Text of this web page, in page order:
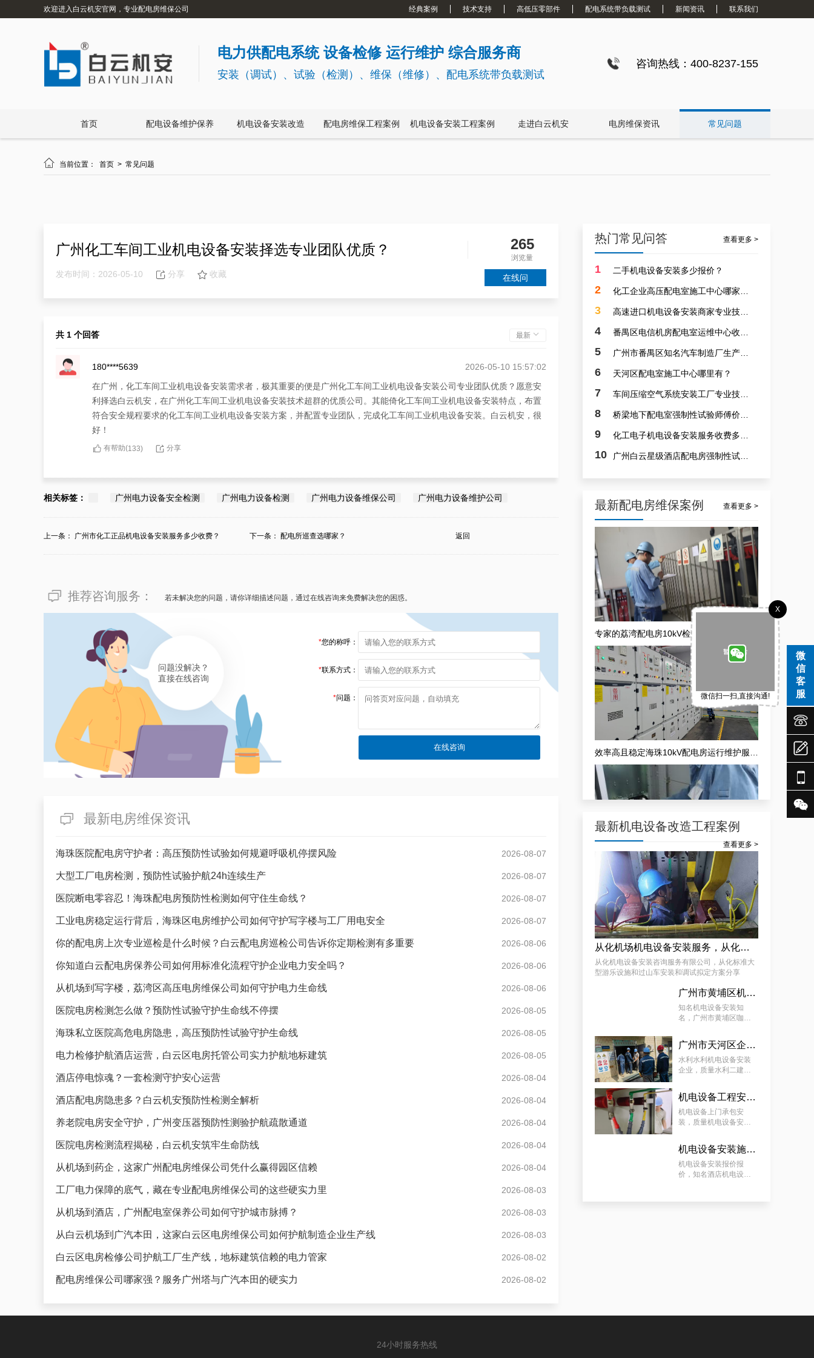
欢迎进入白云机安官网，专业配电房维保公司 经典案例 技术支持 高低压零部件 配电系统带负载测试 新闻资讯 联系我们
电力供配电系统 设备检修 运行维护 综合服务商
安装（调试）、试验（检测）、维保（维修）、配电系统带负载测试
咨询热线：400-8237-155
首页 配电设备维护保养 机电设备安装改造 配电房维保工程案例 机电设备安装工程案例 走进白云机安 电房维保资讯 常见问题
 当前位置： 首页 > 常见问题
广州化工车间工业机电设备安装择选专业团队优质？ 265
浏览量
发布时间：2026-05-10 分享 收藏 在线问
共 1 个回答 最新
180****5639
2026-05-10 15:57:02
在广州，化工车间工业机电设备安装需求者，极其重要的便是广州化工车间工业机电设备安装公司专业团队优质？愿意安
利择选白云机安，在广州化工车间工业机电设备安装技术超群的优质公司。其能倚化工车间工业机电设备安装特点，布置
符合安全规程要求的化工车间工业机电设备安装方案，并配置专业团队，完成化工车间工业机电设备安装。白云机安，很
好！
有帮助(133) 分享
相关标签： 广州电力设备安全检测 广州电力设备检测 广州电力设备维保公司 广州电力设备维护公司
上一条： 广州市化工正品机电设备安装服务多少收费？ 下一条： 配电所巡查选哪家？ 返回
推荐咨询服务： 若未解决您的问题，请你详细描述问题，通过在线咨询来免费解决您的困惑。
问题没解决？
直接在线咨询
*您的称呼：
*联系方式：
*问题：
最新电房维保资讯
海珠医院配电房守护者：高压预防性试验如何规避呼吸机停摆风险 2026-08-07
大型工厂电房检测，预防性试验护航24h连续生产 2026-08-07
医院断电零容忍！海珠配电房预防性检测如何守住生命线？ 2026-08-07
工业电房稳定运行背后，海珠区电房维护公司如何守护写字楼与工厂用电安全 2026-08-07
你的配电房上次专业巡检是什么时候？白云配电房巡检公司告诉你定期检测有多重要 2026-08-06
你知道白云配电房保养公司如何用标准化流程守护企业电力安全吗？ 2026-08-06
从机场到写字楼，荔湾区高压电房维保公司如何守护电力生命线 2026-08-06
医院电房检测怎么做？预防性试验守护生命线不停摆 2026-08-05
海珠私立医院高危电房隐患，高压预防性试验守护生命线 2026-08-05
电力检修护航酒店运营，白云区电房托管公司实力护航地标建筑 2026-08-05
酒店停电惊魂？一套检测守护安心运营 2026-08-04
酒店配电房隐患多？白云机安预防性检测全解析 2026-08-04
养老院电房安全守护，广州变压器预防性测验护航疏散通道 2026-08-04
医院电房检测流程揭秘，白云机安筑牢生命防线 2026-08-04
从机场到药企，这家广州配电房维保公司凭什么赢得园区信赖 2026-08-04
工厂电力保障的底气，藏在专业配电房维保公司的这些硬实力里 2026-08-03
从机场到酒店，广州配电室保养公司如何守护城市脉搏？ 2026-08-03
从白云机场到广汽本田，这家白云区电房维保公司如何护航制造企业生产线 2026-08-03
白云区电房检修公司护航工厂生产线，地标建筑信赖的电力管家 2026-08-02
配电房维保公司哪家强？服务广州塔与广汽本田的硬实力 2026-08-02
热门常见问答 查看更多 >
1 二手机电设备安装多少报价？
2
3
4
5
6 天河区配电室施工中心哪里有？
7
8
9
10
最新配电房维保案例 查看更多 >
天河配电房预防性试验运行维护案例
专业化白云低压配电房年检保养公司，全过程服务记录
遵从法规的荔湾配电房检测服务|降低配电房故障状态
白云配电房检查案例|合规合法
最新机电设备改造工程案例
查看更多 >
从化机场机电设备安装服务，从化标准大型游乐设施和过山车安装和调试拟定方案分享
从化机电设备安装咨询服务有限公司，从化标准大
型游乐设施和过山车安装和调试拟定方案分享
广州市黄埔区机电设备维修安装有限公司，广州市黄埔区咖啡店咖啡机和磨豆设备安装案例
知名机电设备安装知
名，广州市黄埔区咖啡
装案例
广州市天河区企业机电设备安装工程，质量水利二建机电设备安装服务案例
水利水利机电设备安装
企业，质量水利二建机
机电设备工程安装厂家，质量机电设备安装工程厂家提供景区机电设备安装工程案例分享
机电设备上门承包安
装，质量机电设备安装
设备安装工程案例分享
机电设备安装施工服务，知名酒店机电设备安装工程谋划方案分享
机电设备安装报价报
价，知名酒店机电设备
24小时服务热线
微
信
客
服
X
微信扫一扫,直接沟通!




